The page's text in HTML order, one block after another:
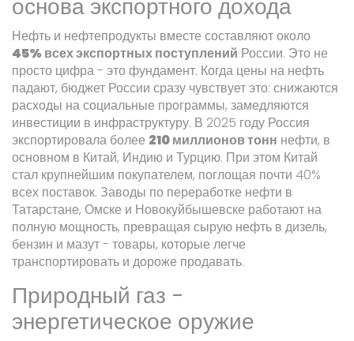
основа экспортного дохода
Нефть и нефтепродукты вместе составляют около
45% всех экспортных поступлений России. Это не
просто цифра - это фундамент. Когда цены на нефть
падают, бюджет России сразу чувствует это: снижаются
расходы на социальные программы, замедляются
инвестиции в инфраструктуру. В 2025 году Россия
экспортировала более 210 миллионов тонн нефти, в
основном в Китай, Индию и Турцию. При этом Китай
стал крупнейшим покупателем, поглощая почти 40%
всех поставок. Заводы по переработке нефти в
Татарстане, Омске и Новокуйбышевске работают на
полную мощность, превращая сырую нефть в дизель,
бензин и мазут - товары, которые легче
транспортировать и дороже продавать.
Природный газ -
энергетическое оружие